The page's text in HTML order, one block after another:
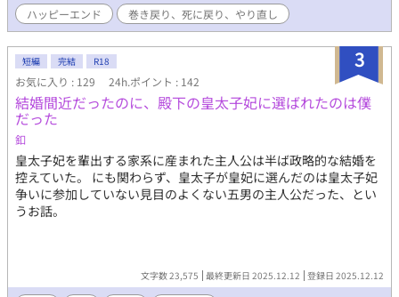
ハッピーエンド
巻き戻り、死に戻り、やり直し
3
短編 完結 R18
お気に入り : 129 24h.ポイント : 142
結婚間近だったのに、殿下の皇太子妃に選ばれたのは僕
だった
釦
皇太子妃を輩出する家系に産まれた主人公は半ば政略的な結婚を
控えていた。 にも関わらず、皇太子が皇妃に選んだのは皇太子妃
争いに参加していない見目のよくない五男の主人公だった、とい
うお話。
文字数 23,575 最終更新日 2025.12.12 登録日 2025.12.12